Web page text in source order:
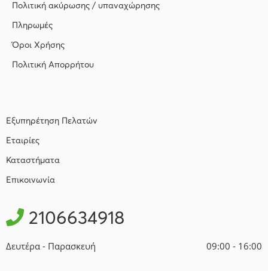
Πολιτική ακύρωσης / υπαναχώρησης
Πληρωμές
Όροι Χρήσης
Πολιτική Απορρήτου
Εξυπηρέτηση Πελατών
Εταιρίες
Καταστήματα
Επικοινωνία
2106634918
Δευτέρα - Παρασκευή 09:00 - 16:00